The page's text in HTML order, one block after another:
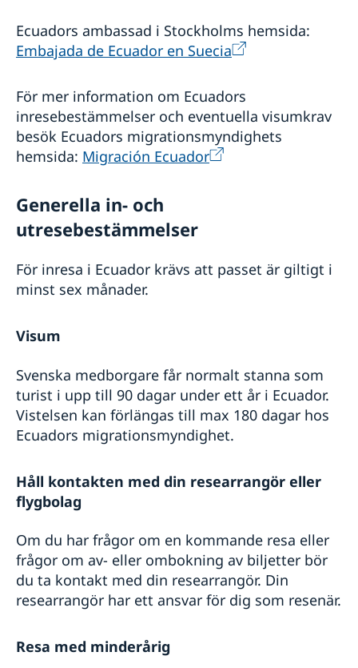
Ecuadors ambassad i Stockholms hemsida:
Embajada de Ecuador en Suecia
För mer information om Ecuadors
inresebestämmelser och eventuella visumkrav
besök Ecuadors migrationsmyndighets
hemsida: Migración Ecuador
Generella in- och
utresebestämmelser
För inresa i Ecuador krävs att passet är giltigt i
minst sex månader.
Visum
Svenska medborgare får normalt stanna som
turist i upp till 90 dagar under ett år i Ecuador.
Vistelsen kan förlängas till max 180 dagar hos
Ecuadors migrationsmyndighet.
Håll kontakten med din researrangör eller
flygbolag
Om du har frågor om en kommande resa eller
frågor om av- eller ombokning av biljetter bör
du ta kontakt med din researrangör. Din
researrangör har ett ansvar för dig som resenär.
Resa med minderårig